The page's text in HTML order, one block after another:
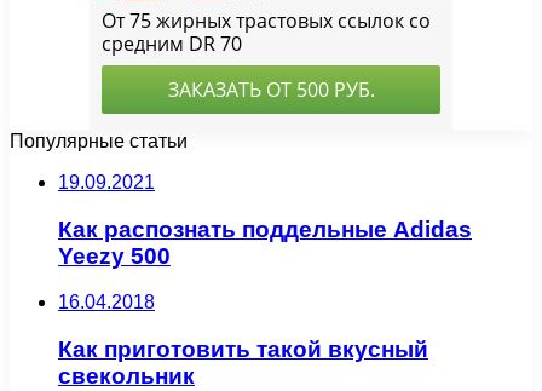
Популярные статьи
19.09.2021
Как распознать поддельные Adidas
Yeezy 500
16.04.2018
Как приготовить такой вкусный
свекольник